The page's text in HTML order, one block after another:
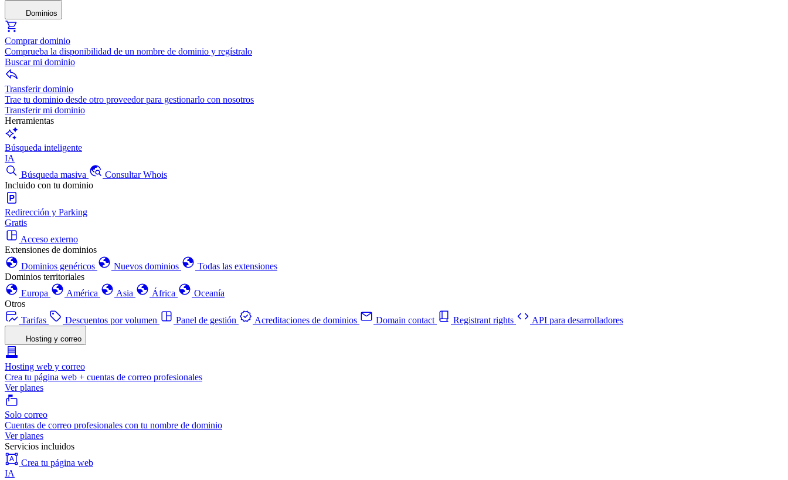
Dominios
Comprar dominio
Comprueba la disponibilidad de un nombre de dominio y regístralo
Buscar mi dominio
Transferir dominio
Trae tu dominio desde otro proveedor para gestionarlo con nosotros
Transferir mi dominio
Herramientas
Búsqueda inteligente
IA
Búsqueda masiva
Consultar Whois
Incluido con tu dominio
Redirección y Parking
Gratis
Acceso externo
Extensiones de dominios
Dominios genéricos
Nuevos dominios
Todas las extensiones
Dominios territoriales
Europa
América Asia África
Oceanía
Otros
Tarifas
Descuentos por volumen Panel de gestión Acreditaciones de dominios Domain contact Registrant rights API para desarrolladores
Hosting y correo
Hosting web y correo
Crea tu página web + cuentas de correo profesionales
Ver planes
Solo correo
Cuentas de correo profesionales con tu nombre de dominio
Ver planes
Servicios incluidos
Crea tu página web
IA